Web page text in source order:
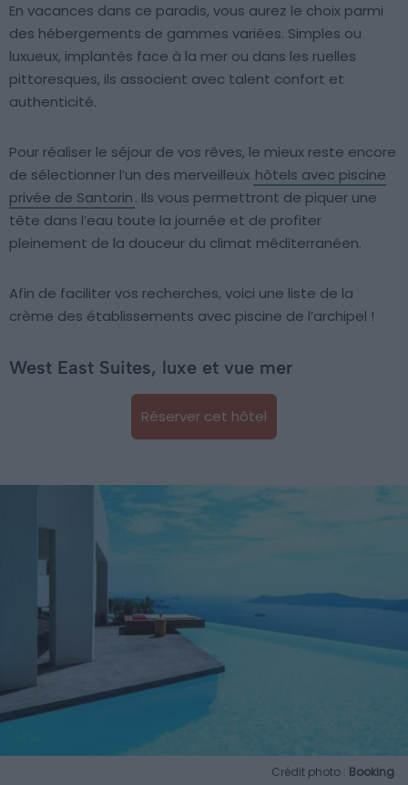
En vacances dans ce paradis, vous aurez le choix parmi
des hébergements de gammes variées. Simples ou
luxueux, implantés face à la mer ou dans les ruelles
pittoresques, ils associent avec talent confort et
authenticité.
Pour réaliser le séjour de vos rêves, le mieux reste encore
de sélectionner l’un des merveilleux hôtels avec piscine
privée de Santorin. Ils vous permettront de piquer une
tête dans l’eau toute la journée et de profiter
pleinement de la douceur du climat méditerranéen.
Afin de faciliter vos recherches, voici une liste de la
crème des établissements avec piscine de l’archipel !
West East Suites, luxe et vue mer
Réserver cet hôtel
Crédit photo : Booking